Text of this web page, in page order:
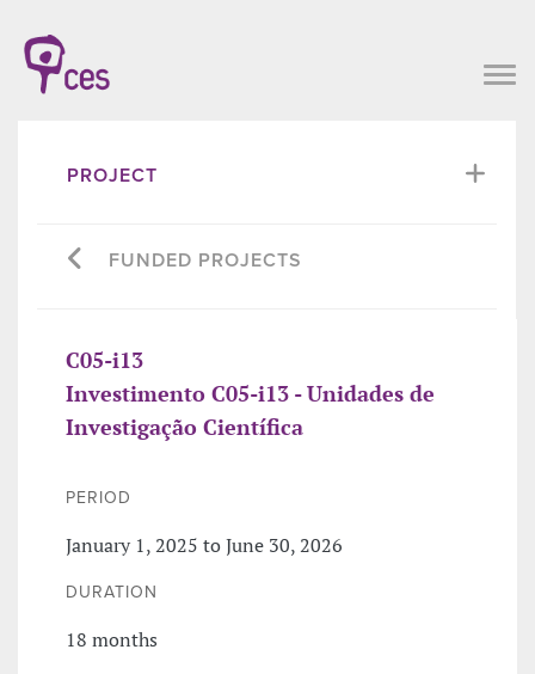
PROJECT
FUNDED PROJECTS
C05-i13
Investimento C05-i13 - Unidades de
Investigação Científica
PERIOD
January 1, 2025 to June 30, 2026
DURATION
18 months